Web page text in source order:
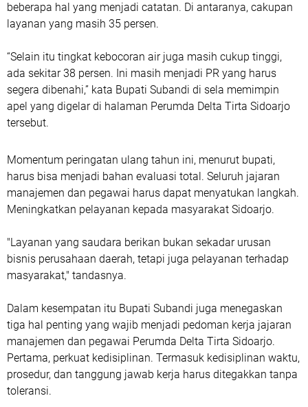
beberapa hal yang menjadi catatan. Di antaranya, cakupan
layanan yang masih 35 persen.
“Selain itu tingkat kebocoran air juga masih cukup tinggi,
ada sekitar 38 persen. Ini masih menjadi PR yang harus
segera dibenahi,” kata Bupati Subandi di sela memimpin
apel yang digelar di halaman Perumda Delta Tirta Sidoarjo
tersebut.
Momentum peringatan ulang tahun ini, menurut bupati,
harus bisa menjadi bahan evaluasi total. Seluruh jajaran
manajemen dan pegawai harus dapat menyatukan langkah.
Meningkatkan pelayanan kepada masyarakat Sidoarjo.
"Layanan yang saudara berikan bukan sekadar urusan
bisnis perusahaan daerah, tetapi juga pelayanan terhadap
masyarakat," tandasnya.
Dalam kesempatan itu Bupati Subandi juga menegaskan
tiga hal penting yang wajib menjadi pedoman kerja jajaran
manajemen dan pegawai Perumda Delta Tirta Sidoarjo.
Pertama, perkuat kedisiplinan. Termasuk kedisiplinan waktu,
prosedur, dan tanggung jawab kerja harus ditegakkan tanpa
toleransi.